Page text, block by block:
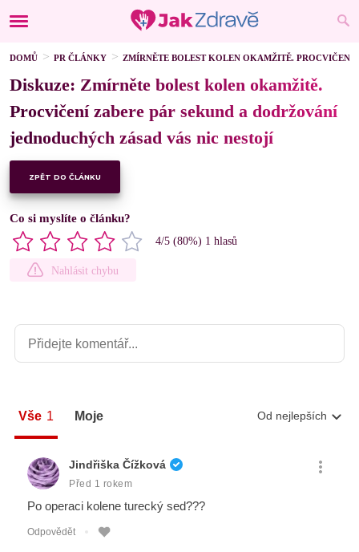
DOMŮ PR ČLÁNKY ZMÍRNĚTE BOLEST KOLEN OKAMŽITĚ. PROCVIČENÍ
Diskuze: Zmírněte bolest kolen okamžitě.
Procvičení zabere pár sekund a dodržování
jednoduchých zásad vás nic nestojí
ZPĚT DO ČLÁNKU
Co si myslíte o článku?
4/5 (80%) 1 hlasů
Nahlásit chybu